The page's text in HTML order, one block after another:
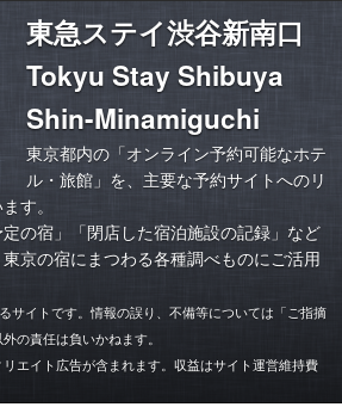
東急ステイ渋谷新南口
Tokyu Stay Shibuya
Shin-Minamiguchi
東京都内の「オンライン予約可能なホテ
ル・旅館」を、主要な予約サイトへのリ
す。
の宿 」「閉店した宿泊施設の記録 」など
京の宿にまつわる各種調べものにご活用
サイトです。情報の誤り、不備等については「ご指摘
の責任は負いかねます。
エイト広告が含まれます。収益はサイト運営維持費